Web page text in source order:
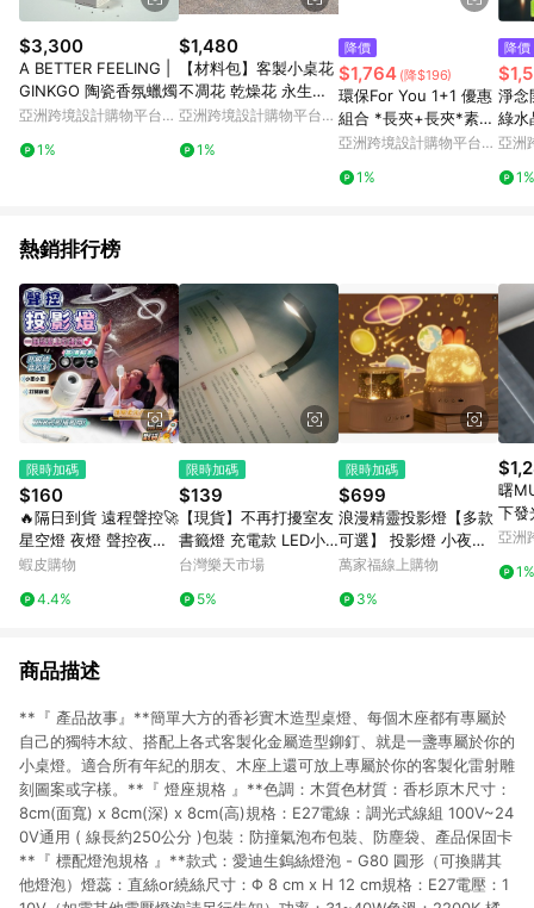
上，首次下載 Pinkoi APP 後，需透過 LINE 購物前往 Pinkoi 頁
面，方享導購資格。
$3,300
A BETTER FEELING |
GINKGO 陶瓷香氛蠟燭
亞洲跨境設計購物平台
1%
$1,480
【材料包】客製小桌花
不凋花 乾燥花 永生花
玫瑰花 康乃馨
亞洲跨境設計購物平台
1%
降價
$1,764 (降$196)
環保For You 1+1 優惠
組合 *長夾+長夾*素食
紙皮革
亞洲跨境設計購物平台
1%
降價
淨念
綠水
亞洲
1%
熱銷排行榜
限時加碼
$160
🔥隔日到貨 遠程聲控🚀
星空燈 夜燈 聲控夜燈
小夜燈 氣氛燈 銀河投
車載星空燈
蝦皮購物
4.4%
限時加碼
$139
【現貨】不再打擾室友
書籤燈 充電款 LED小
夜燈 超薄 夜間LED 便
書燈 交換禮物｜領券最
台灣樂天市場
5%
限時加碼
$699
浪漫精靈投影燈【多款
可選】 投影燈 小夜燈
八款音效 投影 夜燈 禮
戀人 生日派對 海洋世
萬家福線上購物
3%
曙
亞洲
1%
商品描述
**『 產品故事』**簡單大方的香衫實木造型桌燈、每個木座都有專屬於
自己的獨特木紋、搭配上各式客製化金屬造型鉚釘、就是一盞專屬於你的
小桌燈。適合所有年紀的朋友、木座上還可放上專屬於你的客製化雷射雕
刻圖案或字樣。**『 燈座規格 』**色調：木質色材質：香杉原木尺寸：
8cm(面寬) x 8cm(深) x 8cm(高)規格：E27電線：調光式線組 100V~24
0V通用 ( 線長約250公分 )包裝：防撞氣泡布包裝、防塵袋、產品保固卡
**『 標配燈泡規格 』**款式：愛迪生鎢絲燈泡 - G80 圓形（可換購其
他燈泡）燈蕊：直絲or繞絲尺寸：Φ 8 cm x H 12 cm規格：E27電壓：1